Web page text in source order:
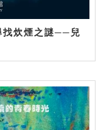
找炊煙之謎──兒